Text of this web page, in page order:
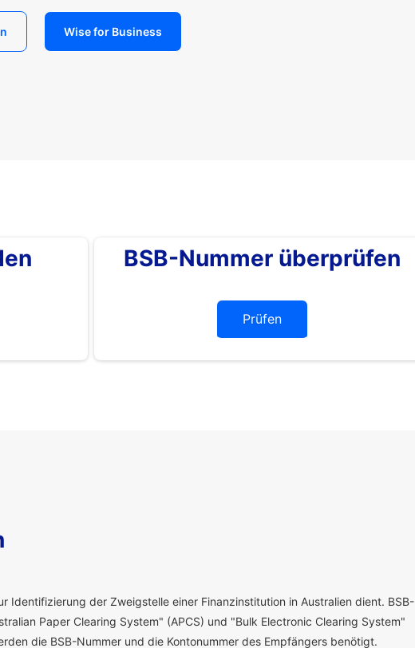
Wise for Business
BSB-Nummer überprüfen
Prüfen
Identifizierung der Zweigstelle einer Finanzinstitution in Australien dient. BSB-
Paper Clearing System" (APCS) und "Bulk Electronic Clearing System"
die BSB-Nummer und die Kontonummer des Empfängers benötigt.